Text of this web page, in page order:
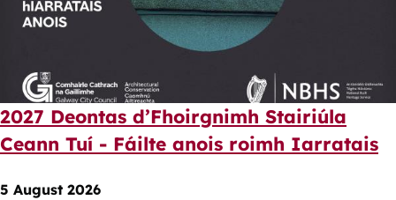
2027 Deontas d’Fhoirgnimh Stairiúla
Ceann Tuí - Fáilte anois roimh Iarratais
5 August 2026